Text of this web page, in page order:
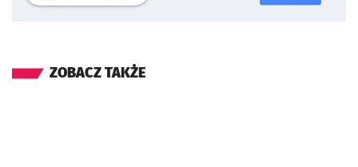
ZOBACZ TAKŻE